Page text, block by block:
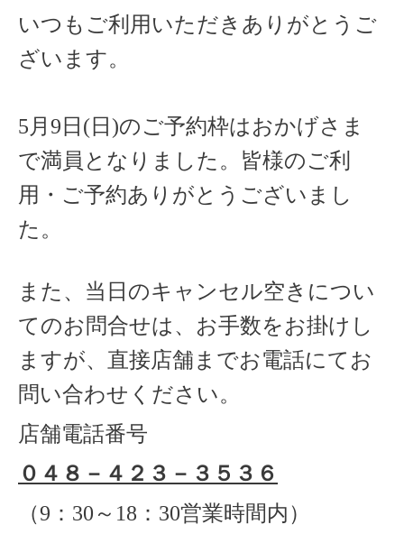
いつもご利用いただきありがとうご
ざいます。
5月9日(日)のご予約枠はおかげさま
で満員となりました。皆様のご利
用・ご予約ありがとうございまし
た。
また、当日のキャンセル空きについ
てのお問合せは、お手数をお掛けし
ますが、直接店舗までお電話にてお
問い合わせください。
店舗電話番号
０４８－４２３－３５３６
（9 ： 30 ～ 18 ： 30営業時間内）